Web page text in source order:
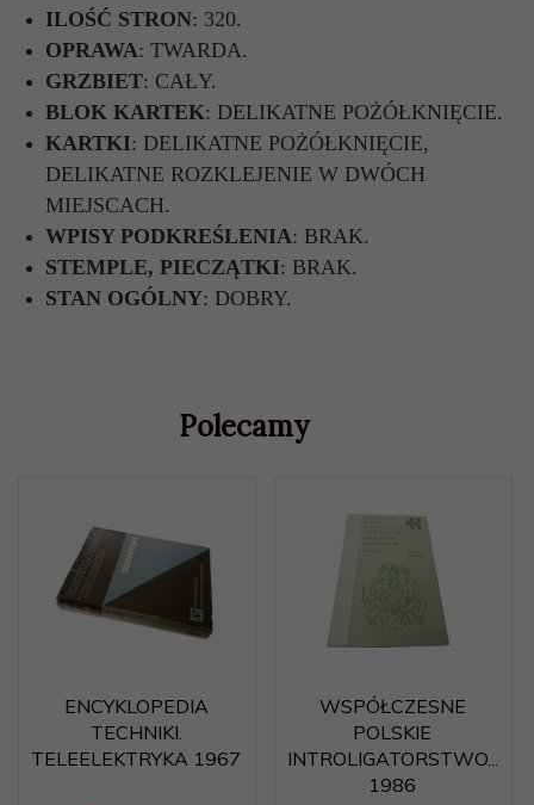
ILOŚĆ STRON: 320.
OPRAWA: TWARDA.
GRZBIET: CAŁY.
BLOK KARTEK: DELIKATNE POŻÓŁKNIĘCIE.
KARTKI: DELIKATNE POŻÓŁKNIĘCIE,
DELIKATNE ROZKLEJENIE W DWÓCH
MIEJSCACH.
WPISY PODKREŚLENIA: BRAK.
STEMPLE, PIECZĄTKI: BRAK.
STAN OGÓLNY: DOBRY.
Polecamy
ENCYKLOPEDIA
TECHNIKI.
TELEELEKTRYKA 1967
WSPÓŁCZESNE
POLSKIE
INTROLIGATORSTWO...
1986